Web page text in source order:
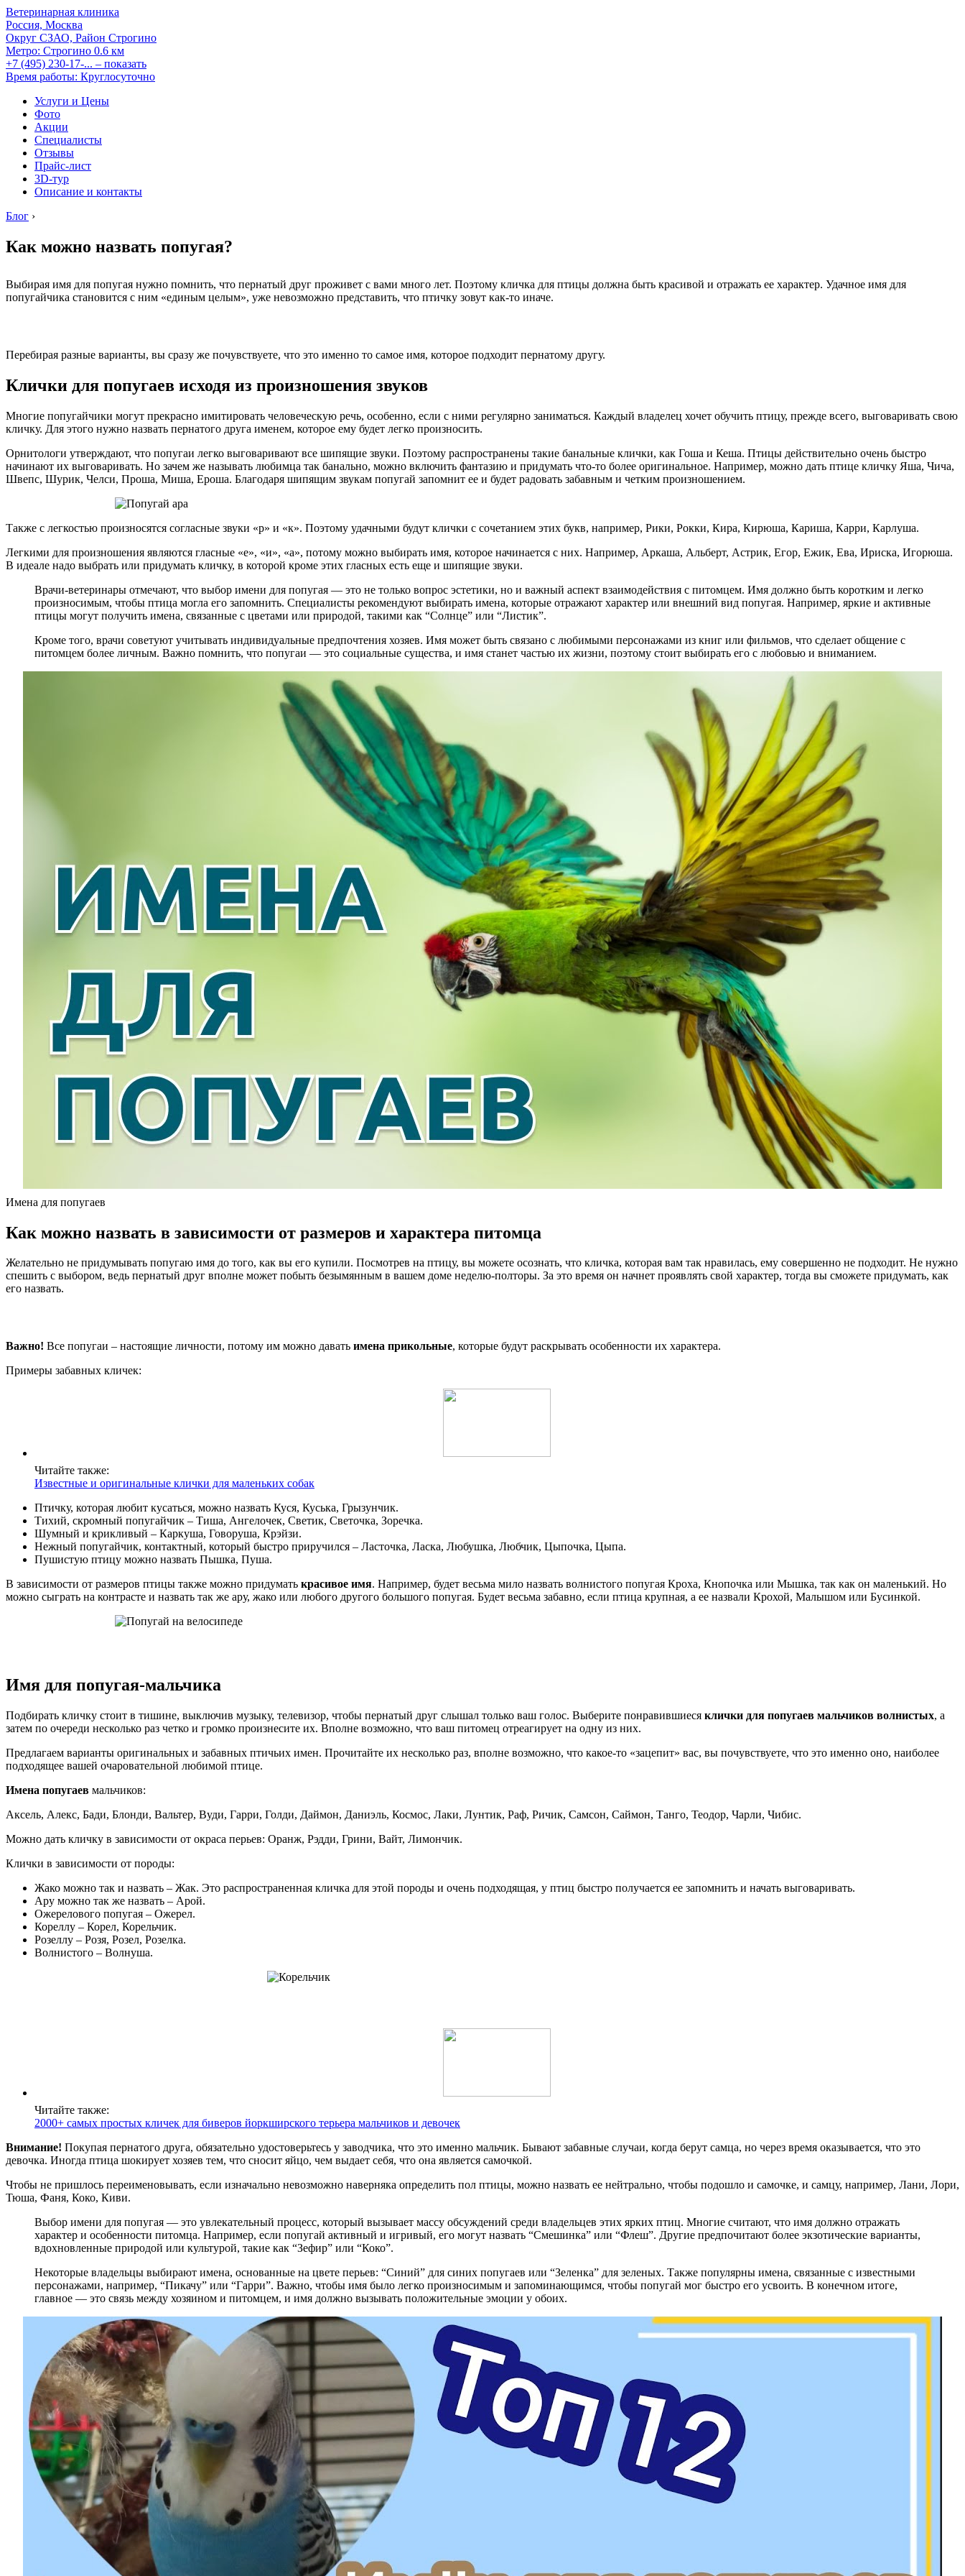
Ветеринарная клиника
Россия, Москва
Округ СЗАО, Район Строгино
Метро: Строгино 0.6 км
+7 (495) 230-17-... – показать
Время работы: Круглосуточно
Услуги и Цены
Фото
Акции
Специалисты
Отзывы
Прайс-лист
3D-тур
Описание и контакты
Блог ›
Как можно назвать попугая?
Выбирая имя для попугая нужно помнить, что пернатый друг проживет с вами много лет. Поэтому кличка для птицы должна быть красивой и отражать ее характер. Удачное имя для
попугайчика становится с ним «единым целым», уже невозможно представить, что птичку зовут как-то иначе.
Перебирая разные варианты, вы сразу же почувствуете, что это именно то самое имя, которое подходит пернатому другу.
Клички для попугаев исходя из произношения звуков
Многие попугайчики могут прекрасно имитировать человеческую речь, особенно, если с ними регулярно заниматься. Каждый владелец хочет обучить птицу, прежде всего, выговаривать свою
кличку. Для этого нужно назвать пернатого друга именем, которое ему будет легко произносить.
Орнитологи утверждают, что попугаи легко выговаривают все шипящие звуки. Поэтому распространены такие банальные клички, как Гоша и Кеша. Птицы действительно очень быстро
начинают их выговаривать. Но зачем же называть любимца так банально, можно включить фантазию и придумать что-то более оригинальное. Например, можно дать птице кличку Яша, Чича,
Швепс, Шурик, Челси, Проша, Миша, Ероша. Благодаря шипящим звукам попугай запомнит ее и будет радовать забавным и четким произношением.
Также с легкостью произносятся согласные звуки «р» и «к». Поэтому удачными будут клички с сочетанием этих букв, например, Рики, Рокки, Кира, Кирюша, Кариша, Карри, Карлуша.
Легкими для произношения являются гласные «е», «и», «а», потому можно выбирать имя, которое начинается с них. Например, Аркаша, Альберт, Астрик, Егор, Ежик, Ева, Ириска, Игорюша.
В идеале надо выбрать или придумать кличку, в которой кроме этих гласных есть еще и шипящие звуки.
Врачи-ветеринары отмечают, что выбор имени для попугая — это не только вопрос эстетики, но и важный аспект взаимодействия с питомцем. Имя должно быть коротким и легко
произносимым, чтобы птица могла его запомнить. Специалисты рекомендуют выбирать имена, которые отражают характер или внешний вид попугая. Например, яркие и активные
птицы могут получить имена, связанные с цветами или природой, такими как “Солнце” или “Листик”.
Кроме того, врачи советуют учитывать индивидуальные предпочтения хозяев. Имя может быть связано с любимыми персонажами из книг или фильмов, что сделает общение с
питомцем более личным. Важно помнить, что попугаи — это социальные существа, и имя станет частью их жизни, поэтому стоит выбирать его с любовью и вниманием.
Имена для попугаев
Как можно назвать в зависимости от размеров и характера питомца
Желательно не придумывать попугаю имя до того, как вы его купили. Посмотрев на птицу, вы можете осознать, что кличка, которая вам так нравилась, ему совершенно не подходит. Не нужно
спешить с выбором, ведь пернатый друг вполне может побыть безымянным в вашем доме неделю-полторы. За это время он начнет проявлять свой характер, тогда вы сможете придумать, как
его назвать.
Важно! Все попугаи – настоящие личности, потому им можно давать имена прикольные, которые будут раскрывать особенности их характера.
Примеры забавных кличек:
Читайте также:
Известные и оригинальные клички для маленьких собак
Птичку, которая любит кусаться, можно назвать Куся, Куська, Грызунчик.
Тихий, скромный попугайчик – Тиша, Ангелочек, Светик, Светочка, Зоречка.
Шумный и крикливый – Каркуша, Говоруша, Крэйзи.
Нежный попугайчик, контактный, который быстро приручился – Ласточка, Ласка, Любушка, Любчик, Цыпочка, Цыпа.
Пушистую птицу можно назвать Пышка, Пуша.
В зависимости от размеров птицы также можно придумать красивое имя. Например, будет весьма мило назвать волнистого попугая Кроха, Кнопочка или Мышка, так как он маленький. Но
можно сыграть на контрасте и назвать так же ару, жако или любого другого большого попугая. Будет весьма забавно, если птица крупная, а ее назвали Крохой, Малышом или Бусинкой.
Имя для попугая-мальчика
Подбирать кличку стоит в тишине, выключив музыку, телевизор, чтобы пернатый друг слышал только ваш голос. Выберите понравившиеся клички для попугаев мальчиков волнистых, а
затем по очереди несколько раз четко и громко произнесите их. Вполне возможно, что ваш питомец отреагирует на одну из них.
Предлагаем варианты оригинальных и забавных птичьих имен. Прочитайте их несколько раз, вполне возможно, что какое-то «зацепит» вас, вы почувствуете, что это именно оно, наиболее
подходящее вашей очаровательной любимой птице.
Имена попугаев мальчиков:
Аксель, Алекс, Бади, Блонди, Вальтер, Вуди, Гарри, Голди, Даймон, Даниэль, Космос, Лаки, Лунтик, Раф, Ричик, Самсон, Саймон, Танго, Теодор, Чарли, Чибис.
Можно дать кличку в зависимости от окраса перьев: Оранж, Рэдди, Грини, Вайт, Лимончик.
Клички в зависимости от породы:
Жако можно так и назвать – Жак. Это распространенная кличка для этой породы и очень подходящая, у птиц быстро получается ее запомнить и начать выговаривать.
Ару можно так же назвать – Арой.
Ожерелового попугая – Ожерел.
Кореллу – Корел, Корельчик.
Розеллу – Розя, Розел, Розелка.
Волнистого – Волнуша.
Читайте также:
2000+ самых простых кличек для биверов йоркширского терьера мальчиков и девочек
Внимание! Покупая пернатого друга, обязательно удостоверьтесь у заводчика, что это именно мальчик. Бывают забавные случаи, когда берут самца, но через время оказывается, что это
девочка. Иногда птица шокирует хозяев тем, что сносит яйцо, чем выдает себя, что она является самочкой.
Чтобы не пришлось переименовывать, если изначально невозможно наверняка определить пол птицы, можно назвать ее нейтрально, чтобы подошло и самочке, и самцу, например, Лани, Лори,
Тюша, Фаня, Коко, Киви.
Выбор имени для попугая — это увлекательный процесс, который вызывает массу обсуждений среди владельцев этих ярких птиц. Многие считают, что имя должно отражать
характер и особенности питомца. Например, если попугай активный и игривый, его могут назвать “Смешинка” или “Флеш”. Другие предпочитают более экзотические варианты,
вдохновленные природой или культурой, такие как “Зефир” или “Коко”.
Некоторые владельцы выбирают имена, основанные на цвете перьев: “Синий” для синих попугаев или “Зеленка” для зеленых. Также популярны имена, связанные с известными
персонажами, например, “Пикачу” или “Гарри”. Важно, чтобы имя было легко произносимым и запоминающимся, чтобы попугай мог быстро его усвоить. В конечном итоге,
главное — это связь между хозяином и питомцем, и имя должно вызывать положительные эмоции у обоих.